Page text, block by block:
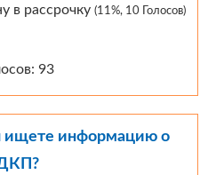
в рассрочку (11%, 10 Голосов)
93
ищете информацию о